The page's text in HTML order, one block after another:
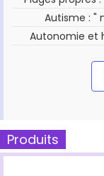
Autisme : "
Autonomie et
Produits